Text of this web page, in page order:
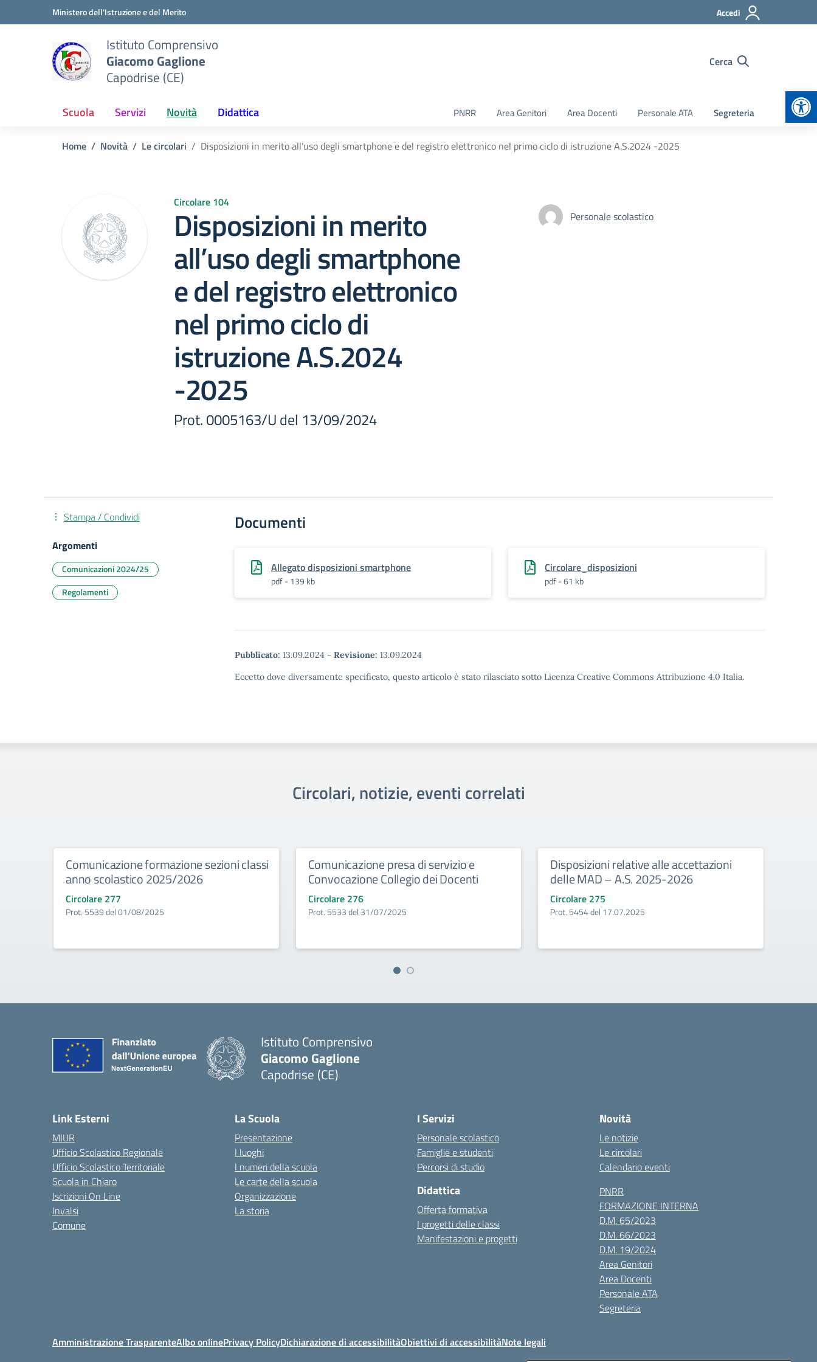
Vai ai contenuti
Vai al menu di navigazioneMinistero dell'Istruzione e del Merito Accedi
Istituto Comprensivo
Giacomo Gaglione
Capodrise (CE)
Cerca
Scuola Servizi Novità Didattica PNRR Area Genitori Area Docenti Personale ATA Segreteria
Home Novità Le circolari Disposizioni in merito all’uso degli smartphone e del registro elettronico nel primo ciclo di istruzione A.S.2024 -2025
Circolare 104
Disposizioni in merito
all’uso degli smartphone
e del registro elettronico
nel primo ciclo di
istruzione A.S.2024
-2025
Prot. 0005163/U del 13/09/2024
Personale scolastico
Documenti
Allegato disposizioni smartphone
pdf - 139 kb
Circolare_disposizioni
pdf - 61 kb
Pubblicato: 13.09.2024 - Revisione: 13.09.2024
Eccetto dove diversamente specificato, questo articolo è stato rilasciato sotto Licenza Creative Commons Attribuzione 4.0 Italia.
Stampa / Condividi
Argomenti
Comunicazioni 2024/25
Regolamenti
Circolari, notizie, eventi correlati
Comunicazione formazione sezioni classi
anno scolastico 2025/2026
Circolare 277
Prot. 5539 del 01/08/2025
Comunicazione presa di servizio e
Convocazione Collegio dei Docenti
Circolare 276
Prot. 5533 del 31/07/2025
Disposizioni relative alle accettazioni
delle MAD – A.S. 2025-2026
Circolare 275
Prot. 5454 del 17.07.2025
Istituto Comprensivo
Giacomo Gaglione
Capodrise (CE)
Link Esterni
MIUR
Ufficio Scolastico Regionale
Ufficio Scolastico Territoriale
Scuola in Chiaro
Iscrizioni On Line
Invalsi
Comune
La Scuola
Presentazione
I luoghi
I numeri della scuola
Le carte della scuola
Organizzazione
La storia
I Servizi
Personale scolastico
Famiglie e studenti
Percorsi di studio
Didattica
Offerta formativa
I progetti delle classi
Manifestazioni e progetti
Novità
Le notizie
Le circolari
Calendario eventi
PNRR
FORMAZIONE INTERNA
D.M. 65/2023
D.M. 66/2023
D.M. 19/2024
Area Genitori
Area Docenti
Personale ATA
Segreteria
Amministrazione TrasparenteAlbo onlinePrivacy PolicyDichiarazione di accessibilitàObiettivi di accessibilitàNote legali